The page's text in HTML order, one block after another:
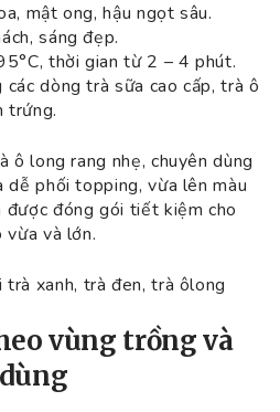
mật ong, hậu ngọt sâu.
sáng đẹp.
thời gian từ 2 – 4 phút.
dòng trà sữa cao cấp, trà ô
trứng.
ô long rang nhẹ, chuyên dùng
dễ phối topping, vừa lên màu
được đóng gói tiết kiệm cho
vừa và lớn.
trà xanh, trà đen, trà ôlong
vùng trồng và